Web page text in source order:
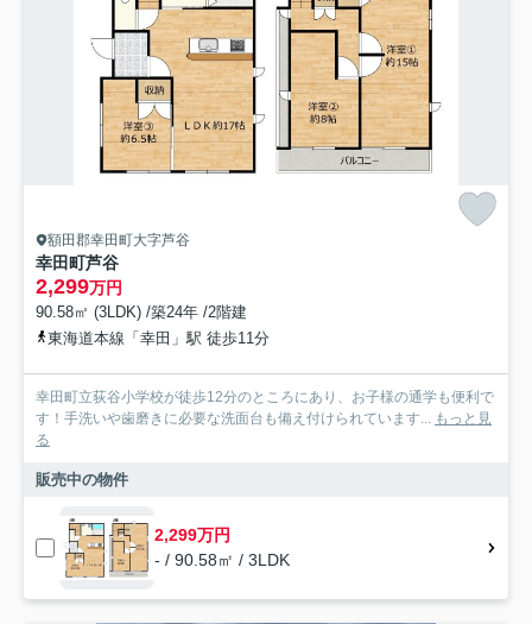
額田郡幸田町大字芦谷
幸田町芦谷
2,299万円
90.58㎡ (3LDK) /築24年 /2階建
東海道本線「幸田」駅 徒歩11分
幸田町立荻谷小学校が徒歩12分のところにあり、お子様の通学も便利で
す！手洗いや歯磨きに必要な洗面台も備え付けられています... もっと見
る
販売中の物件
2,299万円
- / 90.58㎡ / 3LDK